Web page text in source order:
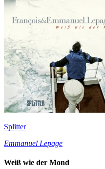
Splitter
Emmanuel Lepage
Weiß wie der Mond